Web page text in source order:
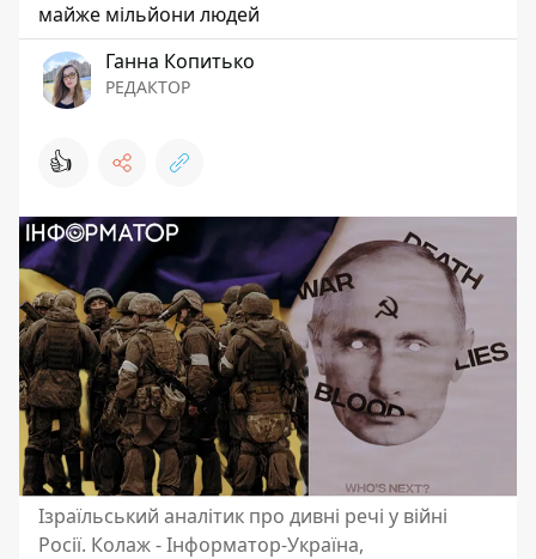
майже мільйони людей
Ганна Копитько
РЕДАКТОР
👍
Ізраїльський аналітик про дивні речі у війні
Росії. Колаж - Інформатор-Україна,